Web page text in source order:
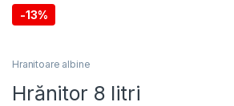
-13%
Hranitoare albine
Hrănitor 8 litri